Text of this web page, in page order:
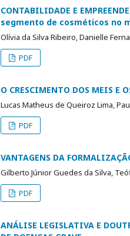
CONTABILIDADE E
segmento de cosméticos no
Olívia da Silva Ribeiro, Danielle
PDF
O CRESCIMENTO DOS MEIS E
Lucas Matheus de Queiroz Lima,
PDF
VANTAGENS DA
Gilberto Júnior Guedes da Silva,
PDF
ANÁLISE LEGISLATIVA E